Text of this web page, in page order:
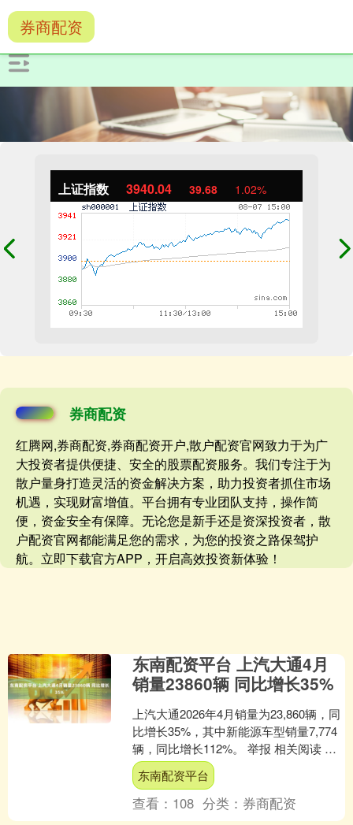
上证指数 3940.04 39.68 1.02%
券商配资
红腾网,券商配资,券商配资开户,散户配资官网致力于为广
大投资者提供便捷、安全的股票配资服务。我们专注于为
散户量身打造灵活的资金解决方案，助力投资者抓住市场
机遇，实现财富增值。平台拥有专业团队支持，操作简
便，资金安全有保障。无论您是新手还是资深投资者，散
户配资官网都能满足您的需求，为您的投资之路保驾护
航。立即下载官方APP，开启高效投资新体验！
券商配资
东南配资平台 上汽大通4月
销量23860辆 同比增长35%
上汽大通2026年4月销量为23,860辆，同
比增长35%，其中新能源车型销量7,774
辆，同比增长112%。 举报 相关阅读 周
五重大事件汇总 周五重大事件汇....
东南配资平台
查看： 108 分类： 券商配资